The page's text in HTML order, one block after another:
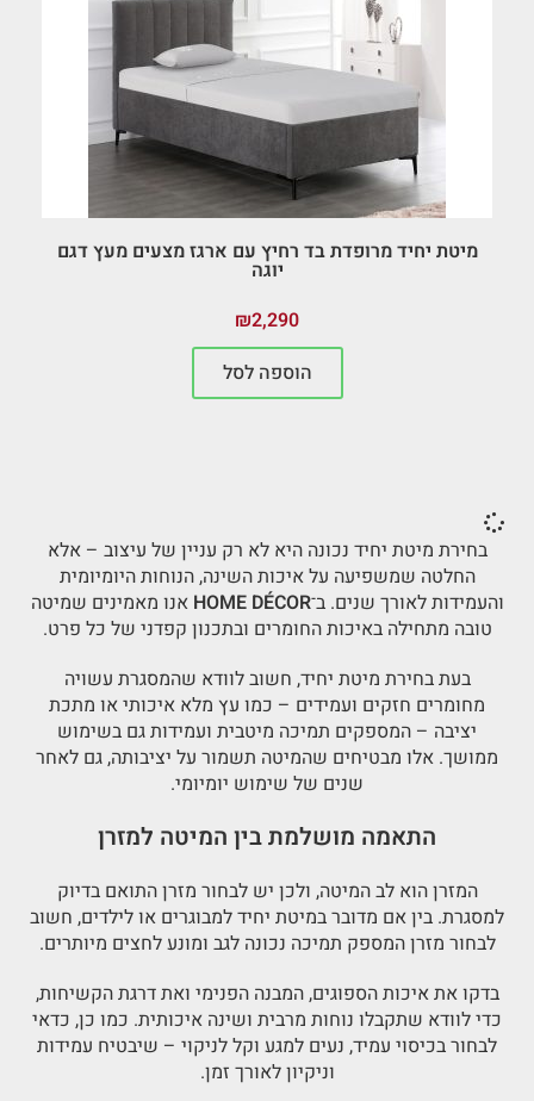
מיטת יחיד מרופדת בד רחיץ עם ארגז מצעים מעץ דגם
יוגה
₪2,290
הוספה לסל
בחירת מיטת יחיד נכונה היא לא רק עניין של עיצוב – אלא
החלטה שמשפיעה על איכות השינה, הנוחות היומיומית
והעמידות לאורך שנים. ב־HOME DÉCOR אנו מאמינים שמיטה
טובה מתחילה באיכות החומרים ובתכנון קפדני של כל פרט.
בעת בחירת מיטת יחיד, חשוב לוודא שהמסגרת עשויה
מחומרים חזקים ועמידים – כמו עץ מלא איכותי או מתכת
יציבה – המספקים תמיכה מיטבית ועמידות גם בשימוש
ממושך. אלו מבטיחים שהמיטה תשמור על יציבותה, גם לאחר
שנים של שימוש יומיומי.
התאמה מושלמת בין המיטה למזרן
המזרן הוא לב המיטה, ולכן יש לבחור מזרן התואם בדיוק
למסגרת. בין אם מדובר במיטת יחיד למבוגרים או לילדים, חשוב
לבחור מזרן המספק תמיכה נכונה לגב ומונע לחצים מיותרים.
בדקו את איכות הספוגים, המבנה הפנימי ואת דרגת הקשיחות,
כדי לוודא שתקבלו נוחות מרבית ושינה איכותית. כמו כן, כדאי
לבחור בכיסוי עמיד, נעים למגע וקל לניקוי – שיבטיח עמידות
וניקיון לאורך זמן.